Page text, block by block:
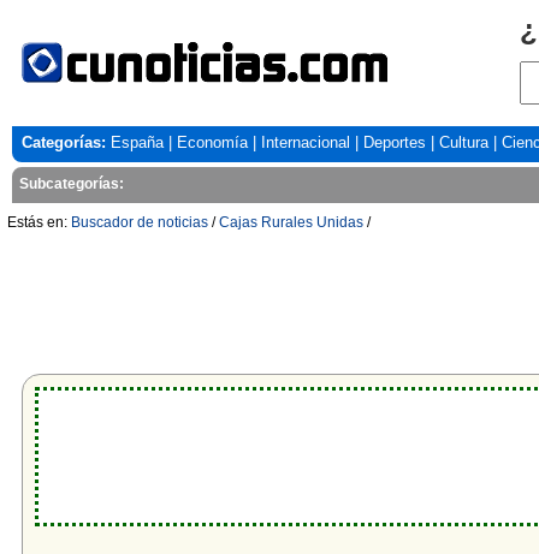
Categorías: España| Economía| Internacional Deportes Cultura|
Subcategorías:
Estás en: Buscador de noticias /Cajas Rurales Unidas /